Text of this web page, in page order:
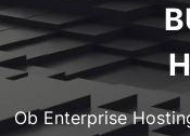
Ob Enterprise